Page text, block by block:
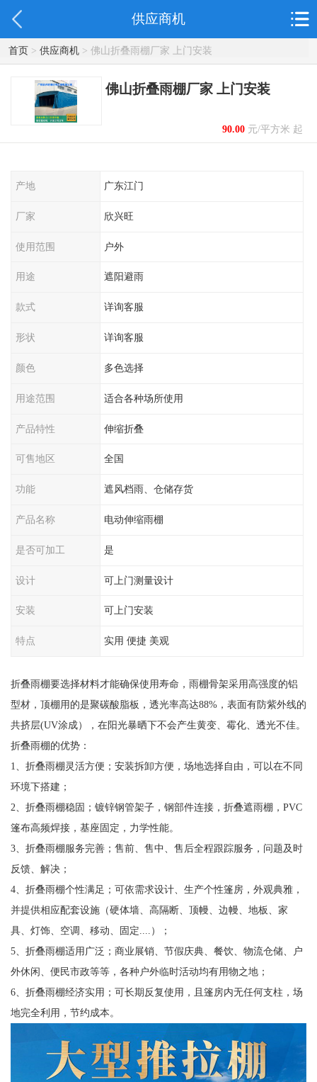
供应商机
首页> 供应商机> 佛山折叠雨棚厂家 上门安装
佛山折叠雨棚厂家 上门安装
90.00元/平方米 起
产地 广东江门
厂家 欣兴旺
使用范围 户外
用途 遮阳避雨
款式 详询客服
形状 详询客服
颜色 多色选择
用途范围 适合各种场所使用
产品特性 伸缩折叠
可售地区 全国
功能 遮风档雨、仓储存货
产品名称 电动伸缩雨棚
是否可加工 是
设计 可上门测量设计
安装 可上门安装
特点 实用 便捷 美观
折叠雨棚要选择材料才能确保使用寿命，雨棚骨架采用高强度的铝
型材，顶棚用的是聚碳酸脂板，透光率高达88%，表面有防紫外线的
共挤层(UV涂成），在阳光暴晒下不会产生黄变、霉化、透光不佳。
折叠雨棚的优势：
1、折叠雨棚灵活方便；安装拆卸方便，场地选择自由，可以在不同
环境下搭建；
2、折叠雨棚稳固；镀锌钢管架子，钢部件连接，折叠遮雨棚，PVC
篷布高频焊接，基座固定，力学性能。
3、折叠雨棚服务完善；售前、售中、售后全程跟踪服务，问题及时
反馈、解决；
4、折叠雨棚个性满足；可依需求设计、生产个性篷房，外观典雅，
并提供相应配套设施（硬体墙、高隔断、顶幔、边幔、地板、家
具、灯饰、空调、移动、固定....）；
5、折叠雨棚适用广泛；商业展销、节假庆典、餐饮、物流仓储、户
外休闲、便民市政等等，各种户外临时活动均有用物之地；
6、折叠雨棚经济实用；可长期反复使用，且篷房内无任何支柱，场
地完全利用，节约成本。